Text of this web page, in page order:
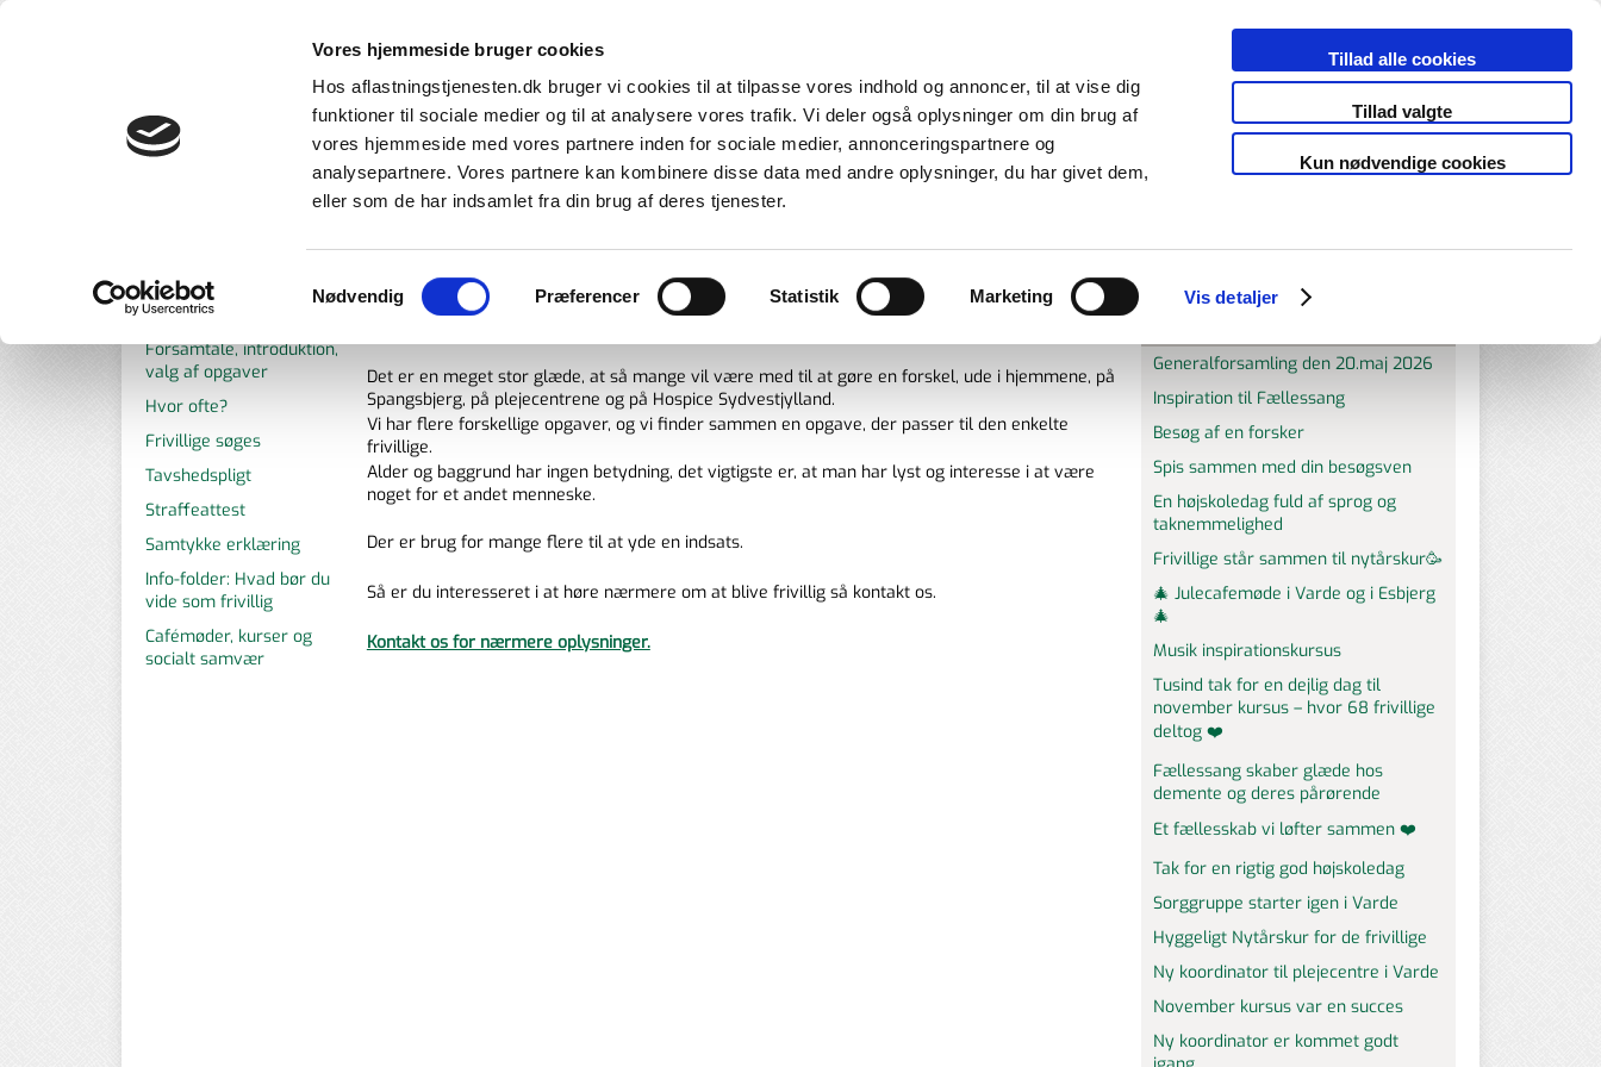
Vores hjemmeside bruger cookies
Hos aflastningstjenesten.dk bruger vi cookies til at tilpasse vores indhold og annoncer, til at vise dig
funktioner til sociale medier og til at analysere vores trafik. Vi deler også oplysninger om din brug af
vores hjemmeside med vores partnere inden for sociale medier, annonceringspartnere og
analysepartnere. Vores partnere kan kombinere disse data med andre oplysninger, du har givet dem,
eller som de har indsamlet fra din brug af deres tjenester.
Nødvendig Præferencer Statistik Marketing Vis detaljer
Tillad alle cookies
Tillad valgte
Kun nødvendige cookies
Et tilbud om aflastning til personer,
der passer kronisk syge og alvorligt syge i hjemmet
Login
KONTAKT OS PÅ TELEFON
VARDE 75 45 68 33
Hvem er frivillig?
Forsamtale, introduktion,
valg af opgaver
Hvor ofte?
Frivillige søges
Tavshedspligt
Straffeattest
Samtykke erklæring
Info-folder: Hvad bør du
vide som frivillig
Cafémøder, kurser og
socialt samvær
Det er en meget stor glæde, at så mange vil være med til at gøre en forskel, ude i hjemmene, på
Spangsbjerg, på plejecentrene og på Hospice Sydvestjylland.
Vi har flere forskellige opgaver, og vi finder sammen en opgave, der passer til den enkelte
frivillige.
Alder og baggrund har ingen betydning, det vigtigste er, at man har lyst og interesse i at være
noget for et andet menneske.
Der er brug for mange flere til at yde en indsats.
Så er du interesseret i at høre nærmere om at blive frivillig så kontakt os.
Kontakt os for nærmere oplysninger.
Generalforsamling den 20.maj 2026
Inspiration til Fællessang
Besøg af en forsker
Spis sammen med din besøgsven
En højskoledag fuld af sprog og
taknemmelighed
Frivillige står sammen til nytårskur🥳
🎄 Julecafemøde i Varde og i Esbjerg
🎄
Musik inspirationskursus
Tusind tak for en dejlig dag til
november kursus – hvor 68 frivillige
deltog ❤️
Fællessang skaber glæde hos
demente og deres pårørende
Et fællesskab vi løfter sammen ❤️
Tak for en rigtig god højskoledag
Sorggruppe starter igen i Varde
Hyggeligt Nytårskur for de frivillige
Ny koordinator til plejecentre i Varde
November kursus var en succes
Ny koordinator er kommet godt